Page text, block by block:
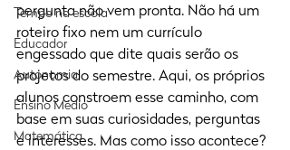
Tempo na escola
Educador
Autonomia
Ensino Médio
Matemática
pergunta não vem pronta. Não há um
roteiro fixo nem um currículo
engessado que dite quais serão os
projetos do semestre. Aqui, os próprios
alunos constroem esse caminho, com
base em suas curiosidades, perguntas
e interesses. Mas como isso acontece?